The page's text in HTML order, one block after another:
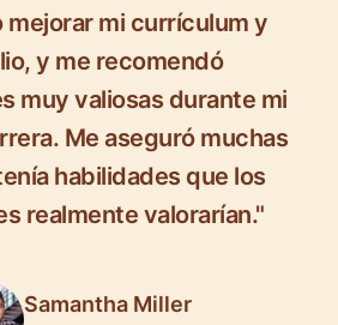
mejorar mi currículum y
y me recomendó
muy valiosas durante mi
Me aseguró muchas
habilidades que los
realmente valorarían."
Samantha Miller